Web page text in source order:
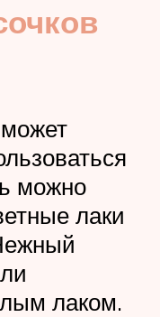
можно
лаки
лаком.